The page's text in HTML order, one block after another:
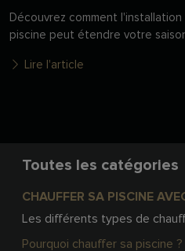
Découvrez comment
piscine peut étendre votre
0,71 euro par jour. Des
Lire l'article
Toutes les catégories
CHAUFFER SA PISCINE
Les différents types de
Pourquoi chauffer sa piscine ?